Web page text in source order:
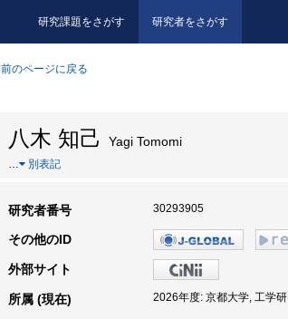
研究課題をさがす 研究者をさがす
前のページに戻る
八木 知己 Yagi Tomomi
… 別表記
研究者番号 30293905
その他のID
外部サイト
所属 (現在) 2026年度: 京都大学, 工学